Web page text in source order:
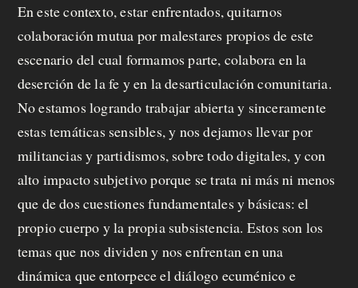
e
c
i
t
o
En este contexto, estar enfrentados, quitarnos
colaboración mutua por malestares propios de este
escenario del cual formamos parte, colabora en la
deserción de la fe y en la desarticulación comunitaria.
No estamos logrando trabajar abierta y sinceramente
estas temáticas sensibles, y nos dejamos llevar por
militancias y partidismos, sobre todo digitales, y con
alto impacto subjetivo porque se trata ni más ni menos
que de dos cuestiones fundamentales y básicas: el
propio cuerpo y la propia subsistencia. Estos son los
temas que nos dividen y nos enfrentan en una
dinámica que entorpece el diálogo ecuménico e